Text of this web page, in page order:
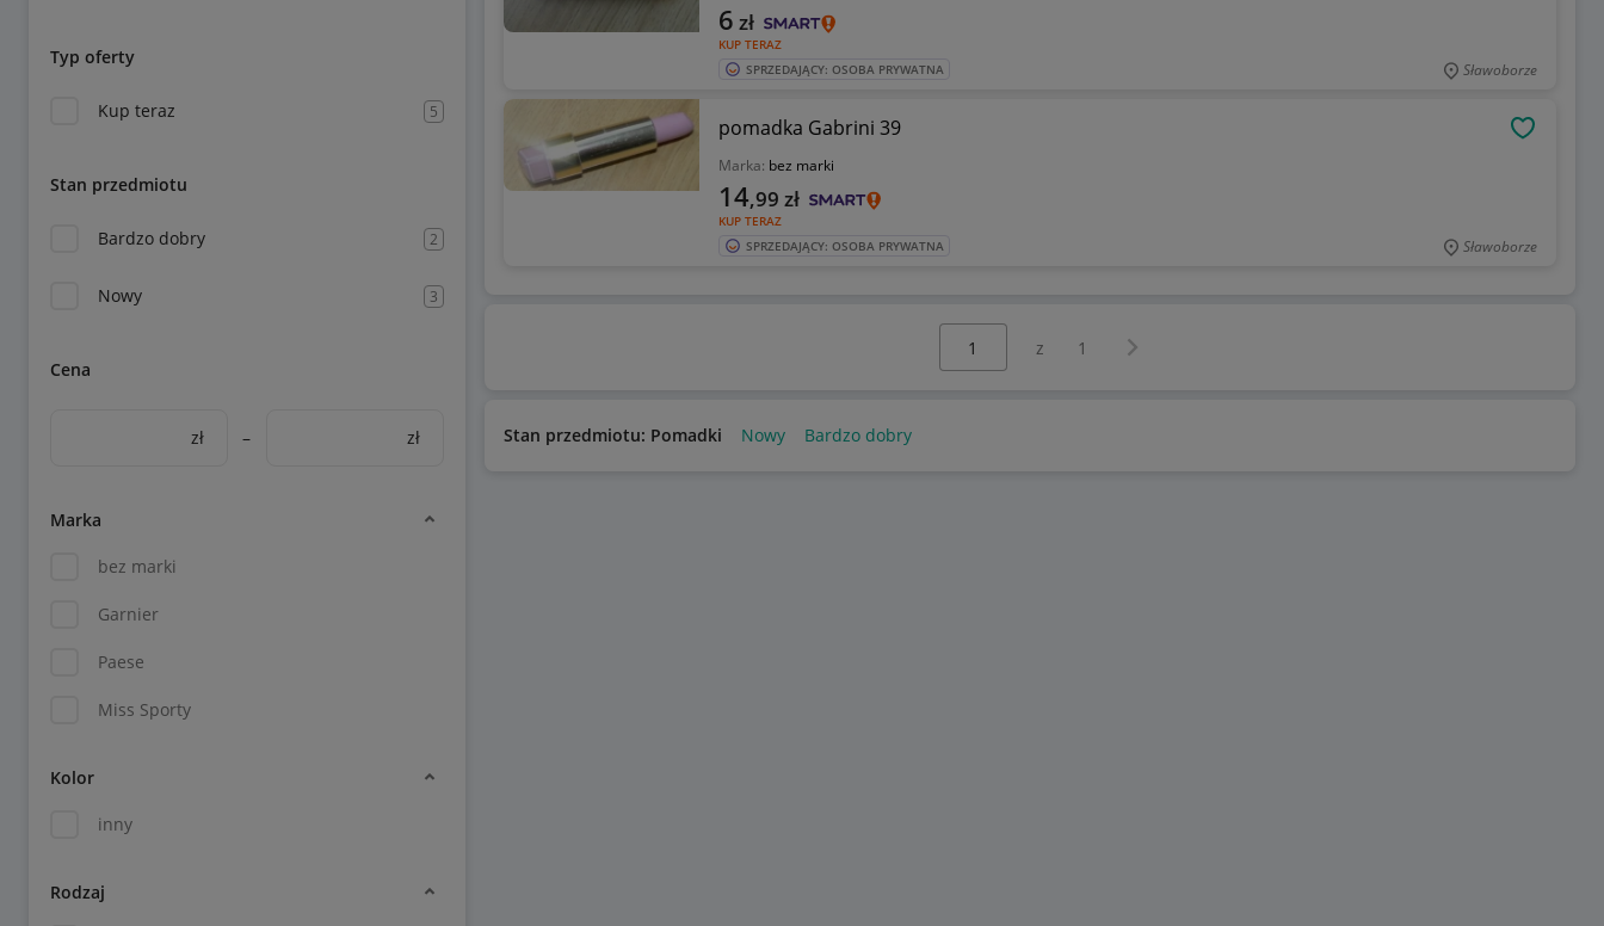
Typ oferty
Kup teraz 5
Stan przedmiotu
Bardzo dobry 2
Nowy 3
Cena
zł – zł
Marka
bez marki
Garnier
Paese
Miss Sporty
Kolor
inny
Rodzaj
KUP TERAZ
6 zł
SPRZEDAJĄCY: OSOBA PRYWATNA Sławoborze
pomadka Gabrini 39
Marka: bez marki
KUP TERAZ
14,99 zł
SPRZEDAJĄCY: OSOBA PRYWATNA Sławoborze
z 1 Następna strona
Stan przedmiotu: Pomadki Nowy Bardzo dobry